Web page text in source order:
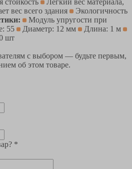
вес всего здания
Экологичность
Модуль упругости при
55
Диаметр: 12 мм
Длина: 1 м
шт
с выбором — будьте первым,
об этом товаре.
*